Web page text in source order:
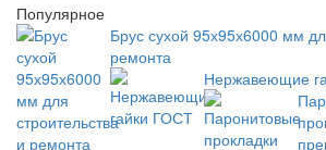
Популярное
Брус сухой 95х95х6000 мм
ремонта
Нержавеющие